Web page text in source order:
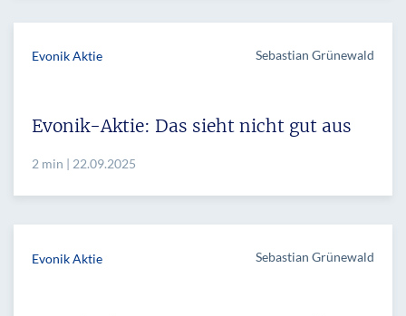
Evonik Aktie Sebastian Grünewald
Evonik-Aktie: Das sieht nicht gut aus
2 min | 22.09.2025
Evonik Aktie Sebastian Grünewald